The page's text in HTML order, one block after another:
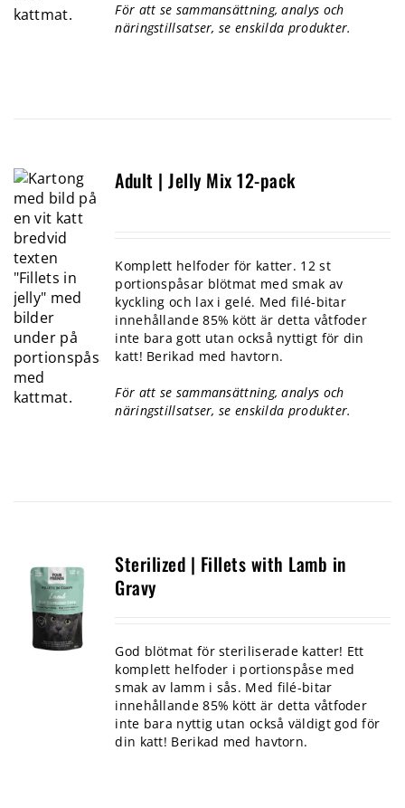
För att se sammansättning, analys och
näringstillsatser, se enskilda produkter.
Adult | Jelly Mix 12-pack
Komplett helfoder för katter. 12 st
portionspåsar blötmat med smak av
kyckling och lax i gelé. Med filé-bitar
innehållande 85% kött är detta våtfoder
inte bara gott utan också nyttigt för din
katt! Berikad med havtorn.
För att se sammansättning, analys och
näringstillsatser, se enskilda produkter.
Sterilized | Fillets with Lamb in
Gravy
God blötmat för steriliserade katter! Ett
komplett helfoder i portionspåse med
smak av lamm i sås. Med filé-bitar
innehållande 85% kött är detta våtfoder
inte bara nyttig utan också väldigt god för
din katt! Berikad med havtorn.